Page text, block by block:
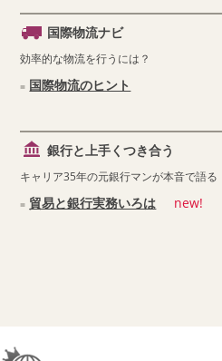
国際物流ナビ
効率的な物流を行うには？
国際物流のヒント
銀行と上手くつき合う
キャリア35年の元銀行マンが本音で語る
貿易と銀行実務いろは new!